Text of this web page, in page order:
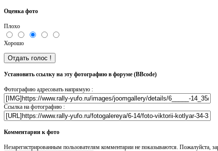
Оценка фото
Плохо
Хорошо
Установить ссылку на эту фотографию в форуме (BBcode)
Фотографию адресовать напрямую :
Ссылка на фотографию :
Комментарии к фото
Незарегистрированным пользователям комментарии не показываются. Пожалуйста,